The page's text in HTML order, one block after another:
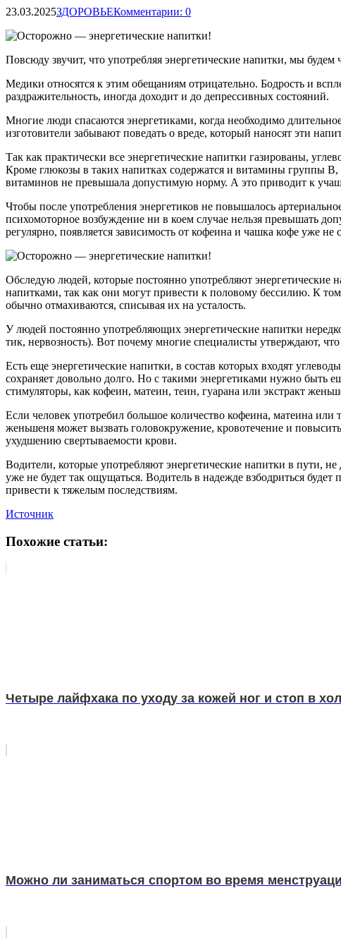
23.03.2025ЗДОРОВЬЕКомментарии: 0
Повсюду звучит, что употребляя энергетические напитки, мы
Медики относятся к этим обещаниям отрицательно. Бодрость и
раздражительность, иногда доходит и до депрессивных состояний.
Многие люди спасаются энергетиками, когда необходимо
изготовители забывают поведать о вреде, который наносят эти
Так как практически все энергетические напитки газированы,
Кроме глюкозы в таких напитках содержатся и витамины группы
витаминов не превышала допустимую норму. А это приводит к
Чтобы после употребления энергетиков не повышалось
психомоторное возбуждение ни в коем случае нельзя превышать
регулярно, появляется зависимость от кофеина и чашка кофе уже не
Обследую людей, которые постоянно употребляют
напитками, так как они могут привести к половому бессилию. К
обычно отмахиваются, списывая их на усталость.
У людей постоянно употребляющих энергетические напитки
тик, нервозность). Вот почему многие специалисты утверждают,
Есть еще энергетические напитки, в состав которых входят
сохраняет довольно долго. Но с такими энергетиками нужно быть
стимуляторы, как кофеин, матеин, теин, гуарана или экстракт
Если человек употребил большое количество кофеина, матеина или
женьшеня может вызвать головокружение, кровотечение и
ухудшению свертываемости крови.
Водители, которые употребляют энергетические напитки в пути,
уже не будет так ощущаться. Водитель в надежде взбодриться
привести к тяжелым последствиям.
Источник
Похожие статьи:
Четыре лайфхака по уходу за кожей ног и стоп в
Можно ли заниматься спортом во время